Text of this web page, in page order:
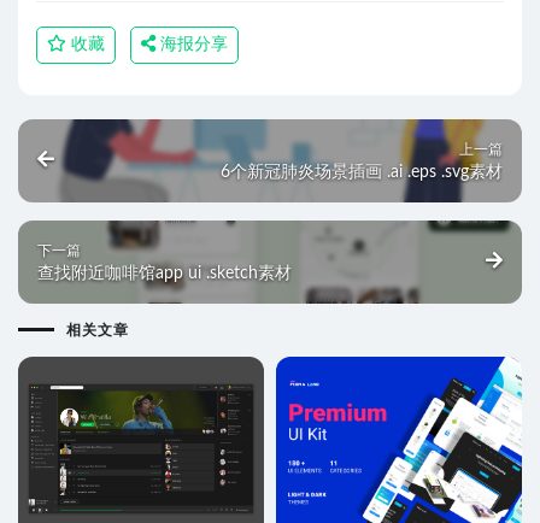
收藏 海报分享
上一篇
6个新冠肺炎场景插画 .ai .eps .svg素材
下一篇
查找附近咖啡馆app ui .sketch素材
相关文章